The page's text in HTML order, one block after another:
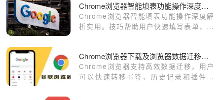
Chrome浏览器智能填表功能操作深度解析
Chrome浏览器智能填表功能操作深度解
析实用。技巧帮助用户快速填写表单，提
Chrome浏览器下载及浏览器数据迁移优化经验
Chrome浏览器支持高效数据迁移，用户
可以快速转移书签、历史记录和插件设